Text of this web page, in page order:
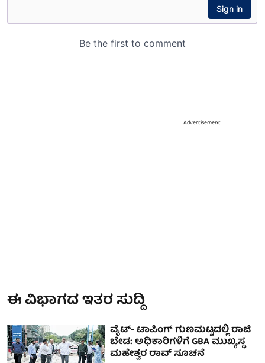
Advertisement
ಈ ವಿಭಾಗದ ಇತರ ಸುದ್ದಿ
ವೈಟ್- ಟಾಪಿಂಗ್ ಗುಣಮಟ್ಟದಲ್ಲಿ ರಾಜಿ
ಬೇಡ: ಅಧಿಕಾರಿಗಳಿಗೆ GBA ಮುಖ್ಯಸ್ಥ
ಮಹೇಶ್ವರ ರಾವ್ ಸೂಚನೆ